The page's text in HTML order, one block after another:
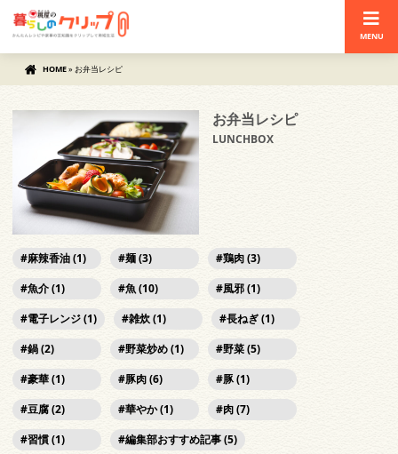
MENU
HOME» お弁当レシピ
お弁当レシピ
LUNCHBOX
麻辣香油 (1) 麺 (3)
鶏肉 (3)
魚介 (1)
魚 (10)
風邪 (1)
電子レンジ (1)
雑炊 (1)
長ねぎ (1)
鍋 (2)
野菜炒め (1)
野菜 (5)
豪華 (1)
豚肉 (6)
豚 (1)
豆腐 (2)
華やか (1)
肉 (7)
習慣 (1)
編集部おすすめ記事 (5)